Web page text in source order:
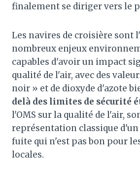
finalement se diriger vers le
Les navires de croisière sont
nombreux enjeux
capables d'avoir un impact
qualité de l'air, avec des
noir » et de dioxyde d'azote
delà des limites de sécurité
l'OMS sur la qualité de l'air,
représentation classique
fuite qui n'est pas bon pour
locales.